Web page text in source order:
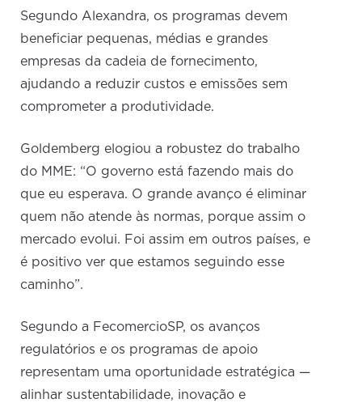
Segundo Alexandra, os programas devem
beneficiar pequenas, médias e grandes
empresas da cadeia de fornecimento,
ajudando a reduzir custos e emissões sem
comprometer a produtividade.
Goldemberg elogiou a robustez do trabalho
do MME: “O governo está fazendo mais do
que eu esperava. O grande avanço é eliminar
quem não atende às normas, porque assim o
mercado evolui. Foi assim em outros países, e
é positivo ver que estamos seguindo esse
caminho”.
Segundo a FecomercioSP, os avanços
regulatórios e os programas de apoio
representam uma oportunidade estratégica —
alinhar sustentabilidade, inovação e